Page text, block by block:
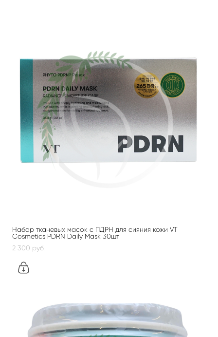
Набор тканевых масок с ПДРН для сияния кожи VT
Cosmetics PDRN Daily Mask 30шт
2 300 pуб.